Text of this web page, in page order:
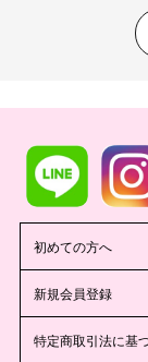
初めての方へ
新規会員登録
特定商取引法に基